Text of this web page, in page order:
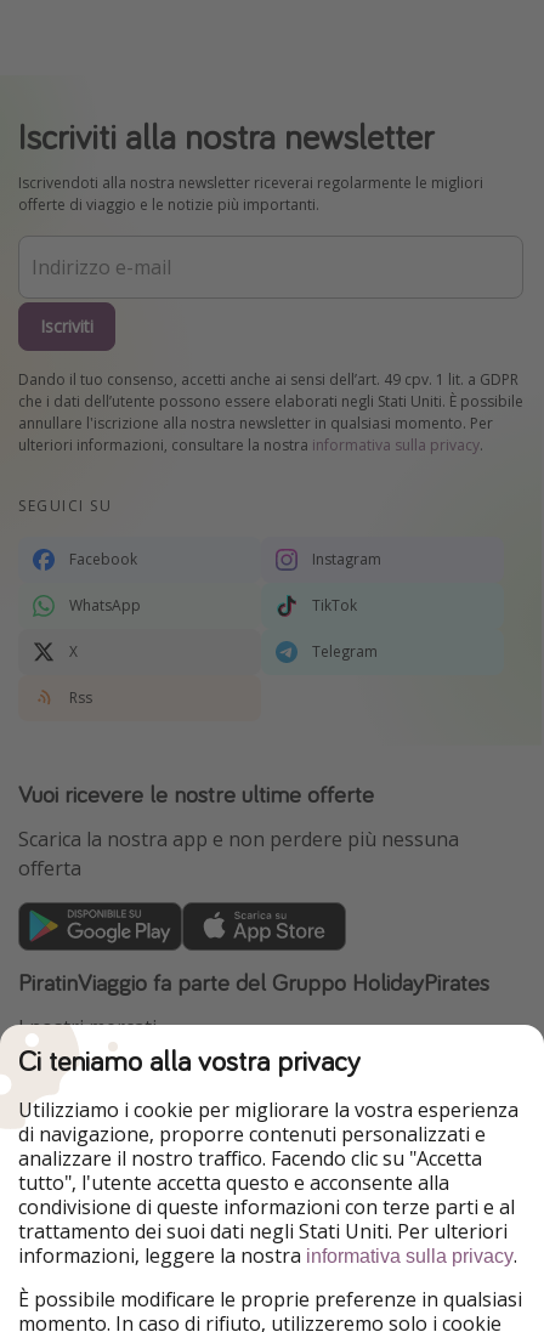
Iscriviti alla nostra newsletter
Iscrivendoti alla nostra newsletter riceverai regolarmente le migliori
offerte di viaggio e le notizie più importanti.
Iscriviti
Dando il tuo consenso, accetti anche ai sensi dell’art. 49 cpv. 1 lit. a GDPR
che i dati dell’utente possono essere elaborati negli Stati Uniti. È possibile
annullare l'iscrizione alla nostra newsletter in qualsiasi momento. Per
ulteriori informazioni, consultare la nostra informativa sulla privacy.
SEGUICI SU
Facebook Instagram
WhatsApp TikTok
X Telegram
Rss
Vuoi ricevere le nostre ultime offerte
Scarica la nostra app e non perdere più nessuna
offerta
PiratinViaggio fa parte del Gruppo HolidayPirates
I nostri mercati
HolidayPirates
VakantiePiraten
WakacyjniPiraci
Ferienpiraten
Urlaubspiraten
Urlaubspiraten
ViajerosPiratas
TravelPirates
Il nostro gruppo
HolidayPirates Group
Conoscici meglio Informazioni legali
Ci teniamo alla vostra privacy
Utilizziamo i cookie per migliorare la vostra esperienza
di navigazione, proporre contenuti personalizzati e
analizzare il nostro traffico. Facendo clic su "Accetta
tutto", l'utente accetta questo e acconsente alla
condivisione di queste informazioni con terze parti e al
trattamento dei suoi dati negli Stati Uniti. Per ulteriori
informazioni, leggere la nostra informativa sulla privacy.
È possibile modificare le proprie preferenze in qualsiasi
momento. In caso di rifiuto, utilizzeremo solo i cookie